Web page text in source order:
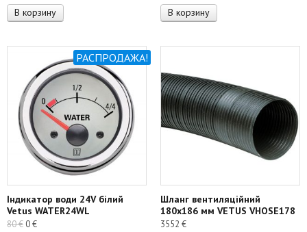
В корзину В корзину
РАСПРОДАЖА!
Індикатор води 24V білий
Vetus WATER24WL
80€ Первоначальная
0€Текущая
Шланг вентиляційний
180х186 мм VETUS VHOSE178
3552 €